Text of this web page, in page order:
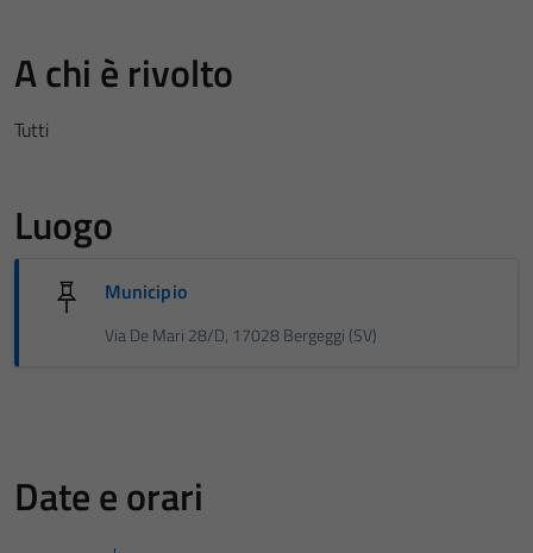
A chi è rivolto
Tutti
Luogo
Municipio
Via De Mari 28/D, 17028 Bergeggi (SV)
Date e orari